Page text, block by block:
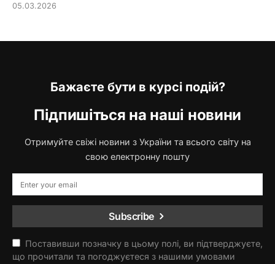
05.03.2026
Бажаєте бути в курсі подій?
Підпишіться на наші новини
Отримуйте свіжі новини з України та всього світу на
свою електронну пошту
Subscribe
Поставивши позначку в цьому полі, ви підтверджуєте,
що прочитали та погоджуєтеся з нашими умовами